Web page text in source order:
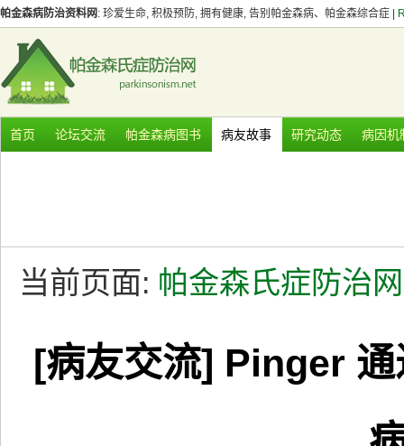
帕金森病防治资料网 : 珍爱生命, 积极预防, 拥有健康, 告别帕金森病、帕金森综合症 |
首页 论坛交流 帕金森病图书 病友故事 研究动态 病因机
当前页面: 帕金森氏症防治
[病友交流] Pinger